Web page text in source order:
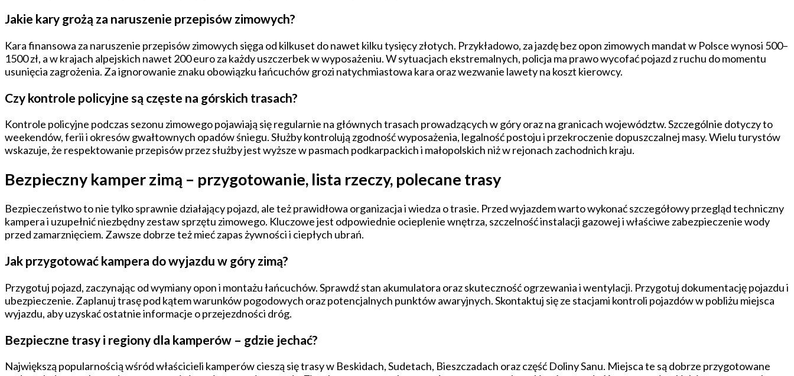
Jakie kary grożą za naruszenie przepisów zimowych?
Kara finansowa za naruszenie przepisów zimowych sięga od kilkuset do nawet kilku tysięcy złotych. Przykładowo, za jazdę bez opon zimowych mandat w Polsce wynosi 500–
1500 zł, a w krajach alpejskich nawet 200 euro za każdy uszczerbek w wyposażeniu. W sytuacjach ekstremalnych, policja ma prawo wycofać pojazd z ruchu do momentu
usunięcia zagrożenia. Za ignorowanie znaku obowiązku łańcuchów grozi natychmiastowa kara oraz wezwanie lawety na koszt kierowcy.
Czy kontrole policyjne są częste na górskich trasach?
Kontrole policyjne podczas sezonu zimowego pojawiają się regularnie na głównych trasach prowadzących w góry oraz na granicach województw. Szczególnie dotyczy to
weekendów, ferii i okresów gwałtownych opadów śniegu. Służby kontrolują zgodność wyposażenia, legalność postoju i przekroczenie dopuszczalnej masy. Wielu turystów
wskazuje, że respektowanie przepisów przez służby jest wyższe w pasmach podkarpackich i małopolskich niż w rejonach zachodnich kraju.
Bezpieczny kamper zimą – przygotowanie, lista rzeczy, polecane trasy
Bezpieczeństwo to nie tylko sprawnie działający pojazd, ale też prawidłowa organizacja i wiedza o trasie. Przed wyjazdem warto wykonać szczegółowy przegląd techniczny
kampera i uzupełnić niezbędny zestaw sprzętu zimowego. Kluczowe jest odpowiednie ocieplenie wnętrza, szczelność instalacji gazowej i właściwe zabezpieczenie wody
przed zamarznięciem. Zawsze dobrze też mieć zapas żywności i ciepłych ubrań.
Jak przygotować kampera do wyjazdu w góry zimą?
Przygotuj pojazd, zaczynając od wymiany opon i montażu łańcuchów. Sprawdź stan akumulatora oraz skuteczność ogrzewania i wentylacji. Przygotuj dokumentację pojazdu i
ubezpieczenie. Zaplanuj trasę pod kątem warunków pogodowych oraz potencjalnych punktów awaryjnych. Skontaktuj się ze stacjami kontroli pojazdów w pobliżu miejsca
wyjazdu, aby uzyskać ostatnie informacje o przejezdności dróg.
Bezpieczne trasy i regiony dla kamperów – gdzie jechać?
Największą popularnością wśród właścicieli kamperów cieszą się trasy w Beskidach, Sudetach, Bieszczadach oraz część Doliny Sanu. Miejsca te są dobrze przygotowane